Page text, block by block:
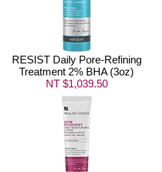
RESIST Daily Pore-Refining
Treatment 2% BHA (3oz)
NT $1,039.50